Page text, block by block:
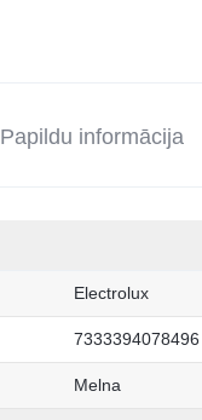
Papildu informācija
Electrolux
7333394078496
Melna